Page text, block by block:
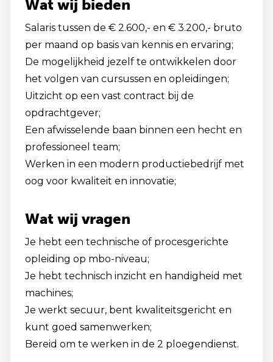
Wat wij bieden
Salaris tussen de € 2.600,- en € 3.200,- bruto
per maand op basis van kennis en ervaring;
De mogelijkheid jezelf te ontwikkelen door
het volgen van cursussen en opleidingen;
Uitzicht op een vast contract bij de
opdrachtgever;
Een afwisselende baan binnen een hecht en
professioneel team;
Werken in een modern productiebedrijf met
oog voor kwaliteit en innovatie;
Wat wij vragen
Je hebt een technische of procesgerichte
opleiding op mbo-niveau;
Je hebt technisch inzicht en handigheid met
machines;
Je werkt secuur, bent kwaliteitsgericht en
kunt goed samenwerken;
Bereid om te werken in de 2 ploegendienst.